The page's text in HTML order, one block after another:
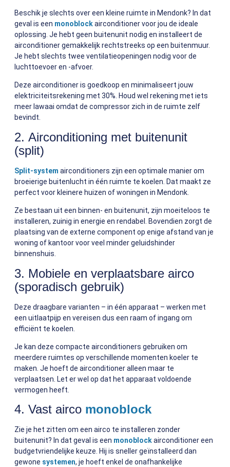
Beschik je slechts over een kleine ruimte in Mendonk? In dat
geval is een monoblockairconditioner voor jou de ideale
oplossing. Je hebt geen buitenunit nodig en installeert de
airconditioner gemakkelijk rechtstreeks op een buitenmuur.
Je hebt slechts twee ventilatieopeningen nodig voor de
luchttoevoer en -afvoer.
Deze airconditioner is goedkoop en minimaliseert jouw
elektriciteitsrekening met 30%. Houd wel rekening met iets
meer lawaai omdat de compressor zich in de ruimte zelf
bevindt.
2. Airconditioning met buitenunit
(split)
Split-system airconditioners zijn een optimale manier om
broeierige buitenlucht in één ruimte te koelen. Dat maakt ze
perfect voor kleinere huizen of woningen in Mendonk.
Ze bestaan uit een binnen- en buitenunit, zijn moeiteloos te
installeren, zuinig in energie en rendabel. Bovendien zorgt de
plaatsing van de externe component op enige afstand van je
woning of kantoor voor veel minder geluidshinder
binnenshuis.
3. Mobiele en verplaatsbare airco
(sporadisch gebruik)
Deze draagbare varianten – in één apparaat – werken met
een uitlaatpijp en vereisen dus een raam of ingang om
efficiënt te koelen.
Je kan deze compacte airconditioners gebruiken om
meerdere ruimtes op verschillende momenten koeler te
maken. Je hoeft de airconditioner alleen maar te
verplaatsen. Let er wel op dat het apparaat voldoende
vermogen heeft.
4. Vast airco monoblock
Zie je het zitten om een airco te installeren zonder
buitenunit? In dat geval is een monoblockairconditioner een
budgetvriendelijke keuze. Hij is sneller geïnstalleerd dan
gewone systemen, je hoeft enkel de onafhankelijke